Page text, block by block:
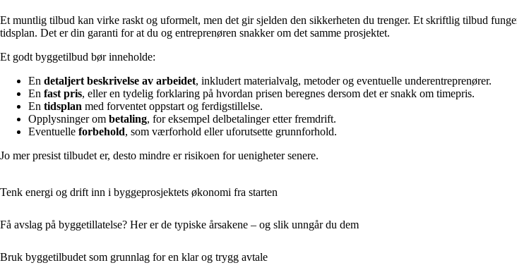
Et muntlig tilbud kan virke raskt og uformelt, men det gir sjelden den sikkerheten du trenger. Et skriftlig tilbud
tidsplan. Det er din garanti for at du og entreprenøren snakker om det samme prosjektet.
Et godt byggetilbud bør inneholde:
En detaljert beskrivelse av arbeidet, inkludert materialvalg, metoder og eventuelle underentreprenører.
En fast pris, eller en tydelig forklaring på hvordan prisen beregnes dersom det er snakk om timepris.
En tidsplan med forventet oppstart og ferdigstillelse.
Opplysninger om betaling, for eksempel delbetalinger etter fremdrift.
Eventuelle forbehold, som værforhold eller uforutsette grunnforhold.
Jo mer presist tilbudet er, desto mindre er risikoen for uenigheter senere.
Tenk energi og drift inn i byggeprosjektets økonomi fra starten
Få avslag på byggetillatelse? Her er de typiske årsakene – og slik unngår du dem
Bruk byggetilbudet som grunnlag for en klar og trygg avtale